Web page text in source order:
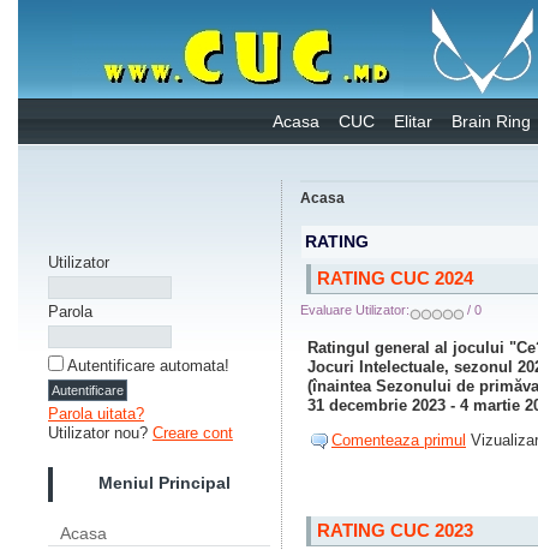
Acasa CUC Elitar Brain Ring
Utilizator
Parola
Autentificare automata!
Parola uitata?
Utilizator nou? Creare cont
Meniul Principal
Acasa
Acasa
RATING
RATING CUC 2024
Evaluare Utilizator: / 0
Ratingul general al jocului
Jocuri Intelectuale, sezonul
(înaintea Sezonului de
31 decembrie 2023 - 4 martie
Comenteaza primul
RATING CUC 2023